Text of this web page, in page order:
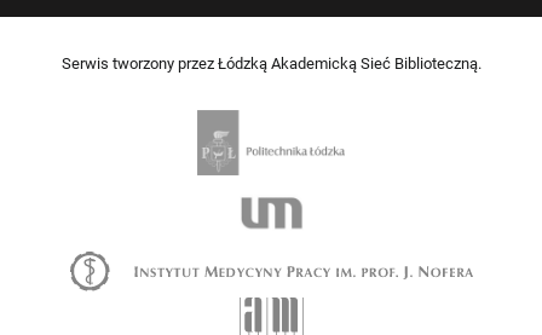
Serwis tworzony przez Łódzką Akademicką Sieć Biblioteczną.